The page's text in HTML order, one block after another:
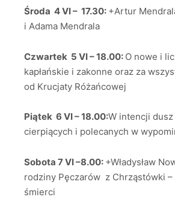
Środa 4 VI – 17.30: +Artur
i Adama Mendrala
Czwartek 5 VI – 18.00: O nowe i
kapłańskie i zakonne oraz za
od Krucjaty Różańcowej
Piątek 6 VI – 18.00:W intencji
cierpiących i polecanych w
Sobota 7 VI –8.00: +Władysław
rodziny Pęczarów z Chrząstówki
śmierci